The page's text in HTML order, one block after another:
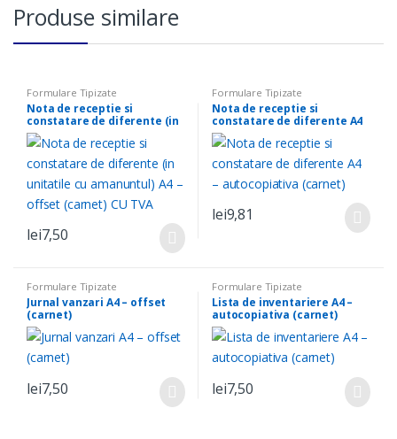
Produse similare
Formulare Tipizate
Nota de receptie si
constatare de diferente (in
unitatile cu amanuntul) A4 –
offset (carnet) CU TVA
lei7,50
Formulare Tipizate
Nota de receptie si
constatare de diferente A4
– autocopiativa (carnet)
lei9,81
Formulare Tipizate
Jurnal vanzari A4 – offset
(carnet)
lei7,50
Formulare Tipizate
Lista de inventariere A4 –
autocopiativa (carnet)
lei7,50